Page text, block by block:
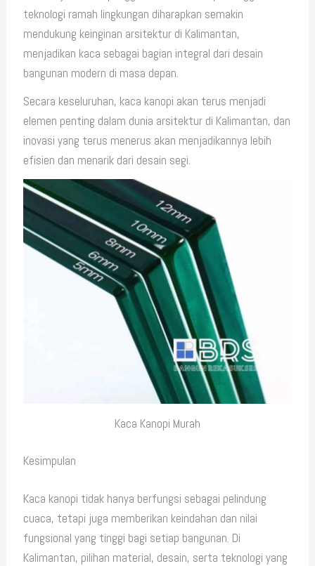
teknologi ramah lingkungan diharapkan semakin
mendukung keinginan arsitektur di Kalimantan,
menjadikan kaca sebagai bagian integral dari desain
bangunan modern di masa depan.
Secara keseluruhan, kaca kanopi akan terus menjadi
elemen penting dalam dunia arsitektur di Kalimantan, dan
inovasi yang terus menerus akan menjadikannya lebih
efisien dan menarik dari desain segi.
Kaca Kanopi Murah
Kesimpulan
Kaca kanopi tidak hanya berfungsi sebagai pelindung
cuaca, tetapi juga memberikan keindahan dan nilai
fungsional yang tinggi bagi setiap bangunan. Di
Kalimantan, pilihan material, desain, serta teknologi yang